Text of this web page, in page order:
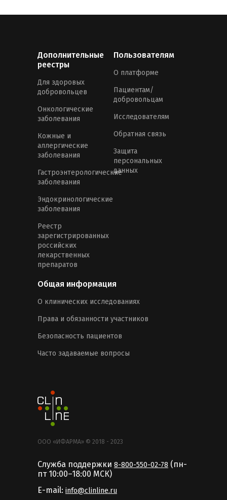
Дополнительные
реестры
Для здоровых
добровольцев
Онкологические
заболевания
Кожные и
аллергические
заболевания
Гастроэнтерологические
заболевания
Эндокринологические
заболевания
Реестр
зарегистрированных
российских
лекарственных
препаратов
Пользователям
О платформе
Пациентам/
добровольцам
Исследователям
Обратная связь
Защита
персональных
данных
Общая информация
О клинических исследованиях
Права и обязанности участников
Безопасность пациентов
Часто задаваемые вопросы
ООО «ИФАРМА» © 2018 - 2023
Служба поддержки 8-800-550-02-78 (пн-
пт 10:00–18:00 MCК)
E-mail: info@clinline.ru